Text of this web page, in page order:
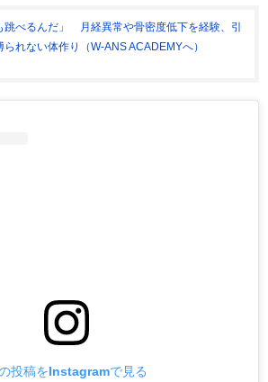
跳べるんだ」 月経異常や骨密度低下を経験、引
れない体作り（W-ANS ACADEMYへ）
投稿をInstagramで見る